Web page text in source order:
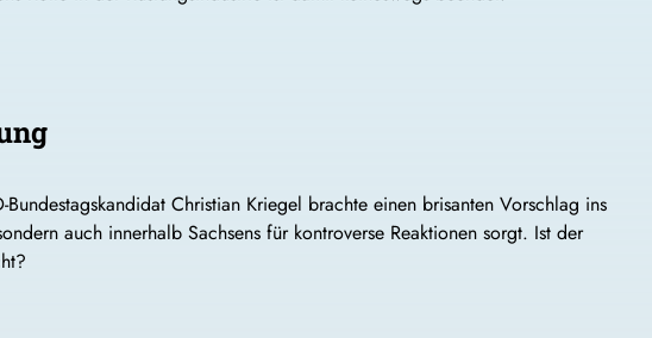
Christian Kriegel brachte einen brisanten Vorschlag ins
auch innerhalb Sachsens für kontroverse Reaktionen sorgt. Ist der